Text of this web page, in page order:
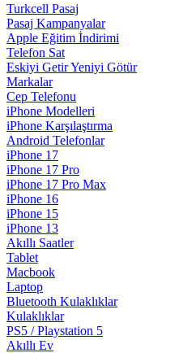
Turkcell Pasaj
Pasaj Kampanyalar
Apple Eğitim İndirimi
Telefon Sat
Eskiyi Getir Yeniyi Götür
Markalar
Cep Telefonu
iPhone Modelleri
iPhone Karşılaştırma
Android Telefonlar
iPhone 17
iPhone 17 Pro
iPhone 17 Pro Max
iPhone 16
iPhone 15
iPhone 13
Akıllı Saatler
Tablet
Macbook
Laptop
Bluetooth Kulaklıklar
Kulaklıklar
PS5 / Playstation 5
Akıllı Ev